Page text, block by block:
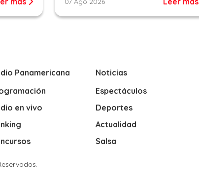
Panamericana
en vivo
Noticias
Espectáculos
Deportes
Actualidad
Salsa